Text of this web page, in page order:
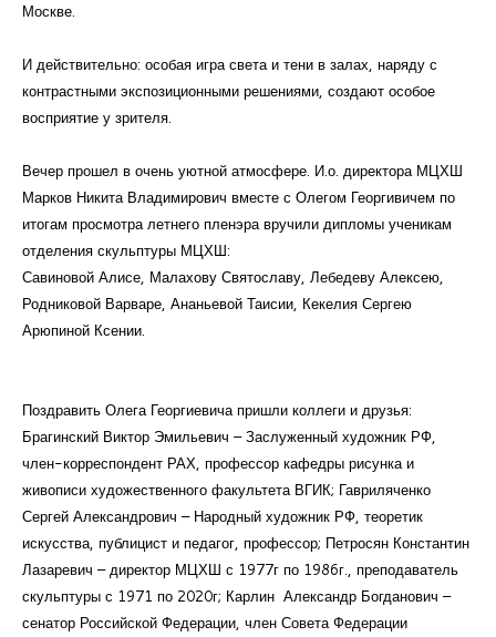
Москве.
И действительно: особая игра света и тени в залах, наряду с
контрастными экспозиционными решениями, создают особое
восприятие у зрителя.
Вечер прошел в очень уютной атмосфере. И.о. директора МЦХШ
Марков Никита Владимирович вместе с Олегом Георгивичем по
итогам просмотра летнего пленэра вручили дипломы ученикам
отделения скульптуры МЦХШ:
Савиновой Алисе, Малахову Святославу, Лебедеву Алексею,
Родниковой Варваре, Ананьевой Таисии, Кекелия Сергею
Арюпиной Ксении.
Поздравить Олега Георгиевича пришли коллеги и друзья:
Брагинский Виктор Эмильевич – Заслуженный художник РФ,
член-корреспондент РАХ, профессор кафедры рисунка и
живописи художественного факультета ВГИК; Гавриляченко
Сергей Александрович – Народный художник РФ, теоретик
искусства, публицист и педагог, профессор; Петросян Константин
Лазаревич – директор МЦХШ с 1977г по 1986г., преподаватель
скульптуры с 1971 по 2020г; Карлин Александр Богданович –
сенатор Российской Федерации, член Совета Федерации